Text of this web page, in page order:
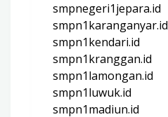
smpnegeri1jepara.id
smpn1karanganyar.id
smpn1kendari.id
smpn1kranggan.id
smpn1lamongan.id
smpn1luwuk.id
smpn1madiun.id